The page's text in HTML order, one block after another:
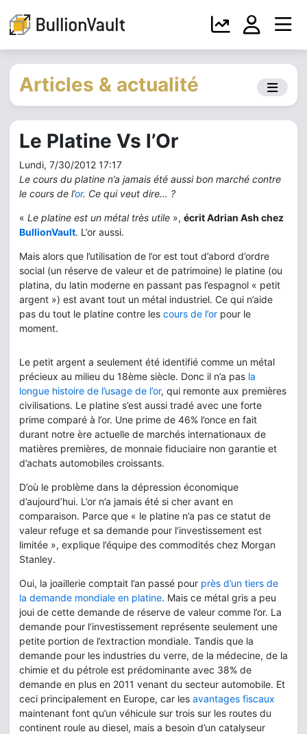
Articles & actualité
Le Platine Vs l’Or
Lundi, 7/30/2012 17:17
Le cours du platine n’a jamais été aussi bon marché contre
le cours de l’or. Ce qui veut dire… ?
« Le platine est un métal très utile », écrit Adrian Ash chez
BullionVault. L’or aussi.
Mais alors que l’utilisation de l’or est tout d’abord d’ordre
social (un réserve de valeur et de patrimoine) le platine (ou
platina, du latin moderne en passant pas l’espagnol « petit
argent ») est avant tout un métal industriel. Ce qui n’aide
pas du tout le platine contre les cours de l’or pour le
moment.
Le petit argent a seulement été identifié comme un métal
précieux au milieu du 18ème siècle. Donc il n’a pas la
longue histoire de l’usage de l’or, qui remonte aux premières
civilisations. Le platine s’est aussi tradé avec une forte
prime comparé à l’or. Une prime de 46% l’once en fait
durant notre ère actuelle de marchés internationaux de
matières premières, de monnaie fiduciaire non garantie et
d’achats automobiles croissants.
D’où le problème dans la dépression économique
d’aujourd’hui. L’or n’a jamais été si cher avant en
comparaison. Parce que « le platine n’a pas ce statut de
valeur refuge et sa demande pour l’investissement est
limitée », explique l’équipe des commodités chez Morgan
Stanley.
Oui, la joaillerie comptait l’an passé pour près d’un tiers de
la demande mondiale en platine. Mais ce métal gris a peu
joui de cette demande de réserve de valeur comme l’or. La
demande pour l’investissement représente seulement une
petite portion de l’extraction mondiale. Tandis que la
demande pour les industries du verre, de la médecine, de la
chimie et du pétrole est prédominante avec 38% de
demande en plus en 2011 venant du secteur automobile. Et
ceci principalement en Europe, car les avantages fiscaux
maintenant font qu’un véhicule sur trois sur les routes du
continent roule au diesel, mais a besoin d’un catalyseur